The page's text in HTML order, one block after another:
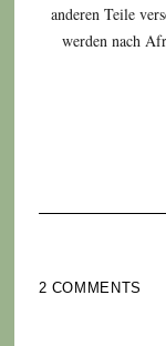
anderen Teile
werden nach
2 COMMENTS